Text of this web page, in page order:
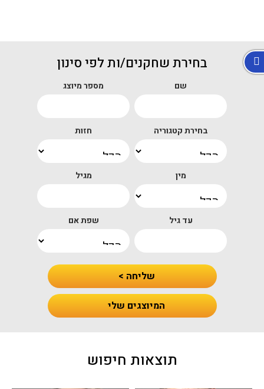
בחירת שחקנים/ות לפי סינון
שם מספר מיוצג
בחירת קטגוריה חזות
מין מגיל
עד גיל שפת אם
שליחה >
המיוצגים שלי
תוצאות חיפוש